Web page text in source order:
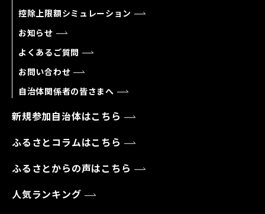
控除上限額シミュレーション
お知らせ
よくあるご質問
お問い合わせ
自治体関係者の皆さまへ
新規参加自治体はこちら
ふるさとコラムはこちら
ふるさとからの声はこちら
人気ランキング